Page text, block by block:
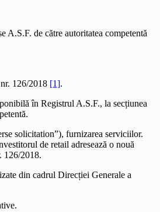
de către autoritatea competentă
126/2018 [1].
în Registrul A.S.F., la secțiunea
solicitation”), furnizarea serviciilor.
de retail adresează o nouă
126/2018.
din cadrul Direcției Generale a